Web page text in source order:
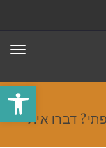
פתח
דברו איתי